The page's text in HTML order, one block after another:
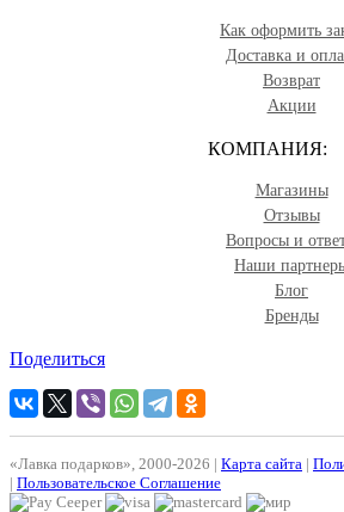
Как оформить
Доставка и
Возврат
Акции
КОМПАНИЯ:
Магазины
Отзывы
Вопросы и
Наши
Блог
Бренды
Поделиться
«Лавка подарков», 2000-2026 | Карта сайта |
| Пользовательское Соглашение